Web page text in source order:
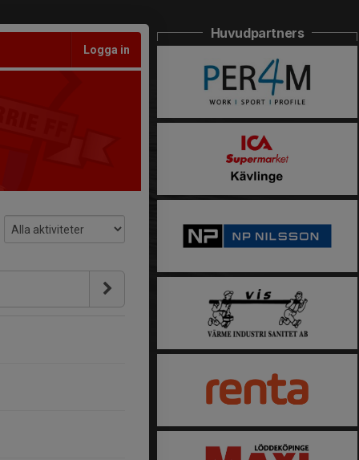
Logga in
Huvudpartners